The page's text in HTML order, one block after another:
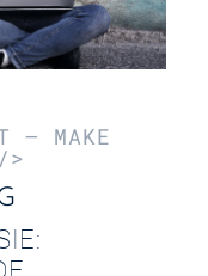
– MAKE
>